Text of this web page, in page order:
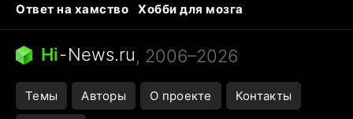
Ответ на хамство
Хобби для мозга
Бензин 100 и 95
Тунцы в океанариуме
Следующая пандемия
Hi-News.ru, 2006–2026
Темы Авторы О проекте Контакты